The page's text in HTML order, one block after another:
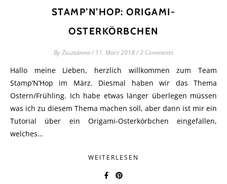
STAMP’N’HOP: ORIGAMI-
OSTERKÖRBCHEN
ByZsuzsánna/ 11. März 2018/2 Comments
Hallo meine Lieben, herzlich willkommen zum Team
Stamp’N’Hop im März. Diesmal haben wir das Thema
Ostern/Frühling. Ich habe etwas länger überlegen müssen
was ich zu diesem Thema machen soll, aber dann ist mir ein
Tutorial über ein Origami-Osterkörbchen eingefallen,
welches…
WEITERLESEN